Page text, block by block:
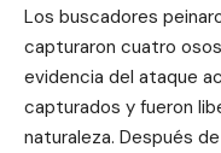
Los buscadores
capturaron cuatro
evidencia del ataque
capturados y fueron
naturaleza. Después